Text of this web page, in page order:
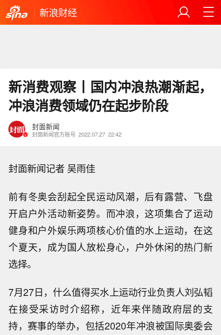
新浪财经
新消费观察丨国内冲浪热潮渐起，
冲浪消费领域仍在起步阶段
封面新闻
封面新闻官方账号 2022.07.27 22:42
封面新闻记者 吴雨佳
前有冬奥会刮起全民运动风潮，后有露营、飞盘
开启户外活动新姿势。而冲浪，这项集合了运动
健身和户外娱乐两项核心价值的水上运动，在这
个夏天，成为国人放松身心，户外休闲的热门新
选择。
7月27日，什么值得买水上运动行业负责人刘弘韬
在接受采访时介绍称，近年来伴随政府层的支
持，赛事的举办，包括2020年冲浪被国际奥委会